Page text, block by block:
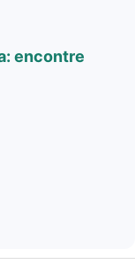
encontre